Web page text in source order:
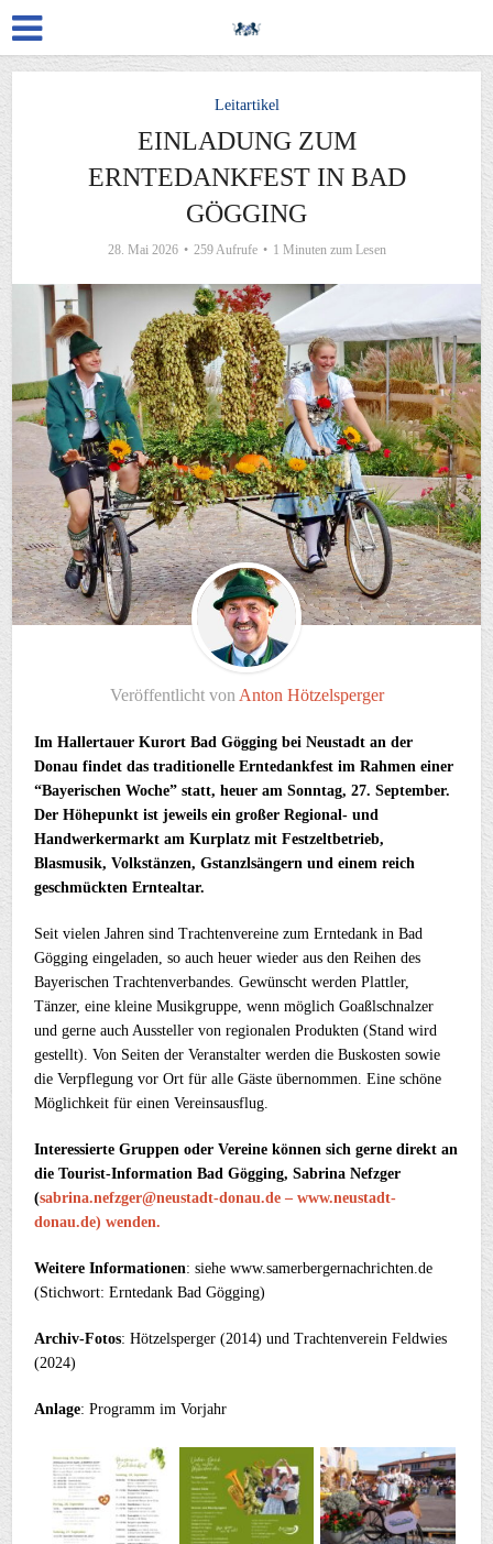
Leitartikel
EINLADUNG ZUM
ERNTEDANKFEST IN BAD
GÖGGING
28. Mai 2026 259 Aufrufe 1 Minuten zum Lesen
Veröffentlicht von Anton Hötzelsperger
Im Hallertauer Kurort Bad Gögging bei Neustadt an der
Donau findet das traditionelle Erntedankfest im Rahmen einer
“Bayerischen Woche” statt, heuer am Sonntag, 27. September.
Der Höhepunkt ist jeweils ein großer Regional- und
Handwerkermarkt am Kurplatz mit Festzeltbetrieb,
Blasmusik, Volkstänzen, Gstanzlsängern und einem reich
geschmückten Erntealtar.
Seit vielen Jahren sind Trachtenvereine zum Erntedank in Bad
Gögging eingeladen, so auch heuer wieder aus den Reihen des
Bayerischen Trachtenverbandes. Gewünscht werden Plattler,
Tänzer, eine kleine Musikgruppe, wenn möglich Goaßlschnalzer
und gerne auch Aussteller von regionalen Produkten (Stand wird
gestellt). Von Seiten der Veranstalter werden die Buskosten sowie
die Verpflegung vor Ort für alle Gäste übernommen. Eine schöne
Möglichkeit für einen Vereinsausflug.
Interessierte Gruppen oder Vereine können sich gerne direkt an
die Tourist-Information Bad Gögging, Sabrina Nefzger
(sabrina.nefzger@neustadt-donau.de – www.neustadt-
donau.de) wenden.
Weitere Informationen: siehe www.samerbergernachrichten.de
(Stichwort: Erntedank Bad Gögging)
Archiv-Fotos: Hötzelsperger (2014) und Trachtenverein Feldwies
(2024)
Anlage: Programm im Vorjahr